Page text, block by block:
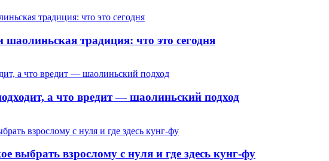
традиция: что это сегодня
а что вредит — шаолиньский подход
выбрать взрослому с нуля и где здесь кунг-фу